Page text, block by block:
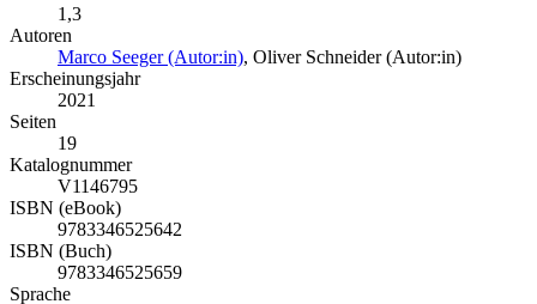
1,3
Autoren
Marco Seeger (Autor:in), Oliver Schneider (Autor:in)
Erscheinungsjahr
2021
Seiten
19
Katalognummer
V1146795
ISBN (eBook)
9783346525642
ISBN (Buch)
9783346525659
Sprache